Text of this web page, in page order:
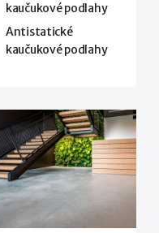
kaučukové podlahy
Antistatické
kaučukové podlahy